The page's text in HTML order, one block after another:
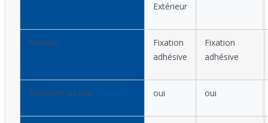
Extérieur
Fixation
Fixation
adhésive
Fixation
adhésive
Résistant à l'eau oui oui